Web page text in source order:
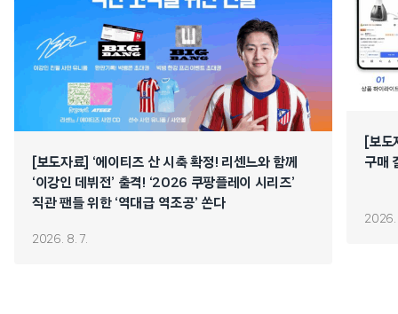
[보도자료] ‘에이티즈 산 시축 확정! 리센느와 함께
‘이강인 데뷔전’ 출격! ‘2026 쿠팡플레이 시리즈’
직관 팬들 위한 ‘역대급 역조공’ 쏜다
2026. 8. 7.
[보
구매
2026.